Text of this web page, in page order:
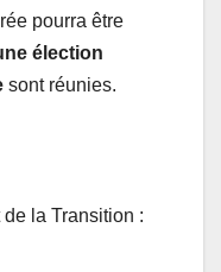
pourra être
élection
sont réunies.
de la Transition :